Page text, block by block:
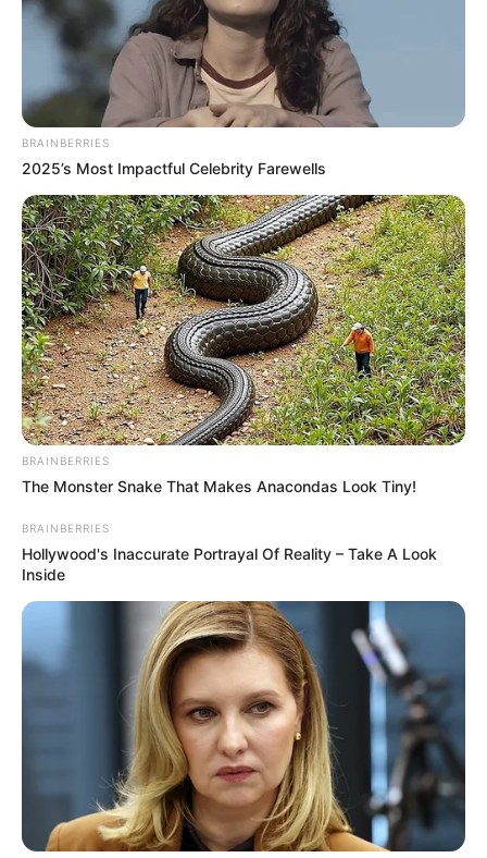
-ad9
O jornalismo do JASB.com.br precisa de você para continuar
marcando ponto na vida das pessoas.Compartilhe as nossas
notícias em suas redes sociais!
BRAINBERRIES
2025’s Most Impactful Celebrity Farewells
BRAINBERRIES
The Monster Snake That Makes Anacondas Look Tiny!
BRAINBERRIES
Hollywood's Inaccurate Portrayal Of Reality – Take A Look
Inside